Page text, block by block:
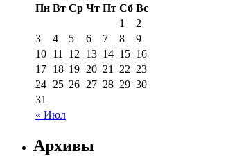
Пн Вт Ср Чт Пт Сб Вс
« Июл
1
2
3
4 5 6 7 8
9
10 11 12 13 14 15 16
17 18 19 20 21 22 23
24 25 26 27 28 29 30
31
Архивы